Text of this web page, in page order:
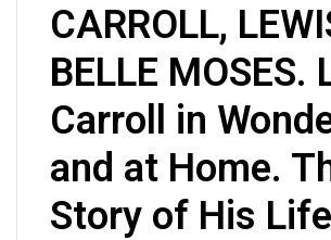
CARROLL,
BELLE MOSES.
Carroll in
and at Home.
Story of His